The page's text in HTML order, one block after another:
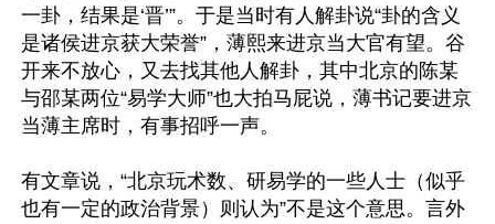
一卦，结果是‘晋’”。于是当时有人解卦说“卦的含义
是诸侯进京获大荣誉”，薄熙来进京当大官有望。谷
开来不放心，又去找其他人解卦，其中北京的陈某
与邵某两位“易学大师”也大拍马屁说，薄书记要进京
当薄主席时，有事招呼一声。
有文章说，“北京玩术数、研易学的一些人士（似乎
也有一定的政治背景）则认为”不是这个意思。言外